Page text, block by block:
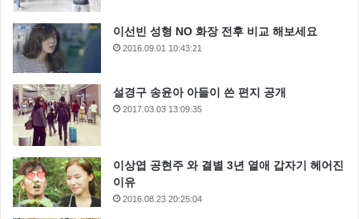
이선빈 성형 NO 화장 전후 비교 해보세요
2016.09.01 10:43:21
설경구 송윤아 아들이 쓴 편지 공개
2017.03.03 13:09:35
이상엽 공현주 와 결별 3년 열애 갑자기 헤어진
이유
2016.08.23 20:25:04